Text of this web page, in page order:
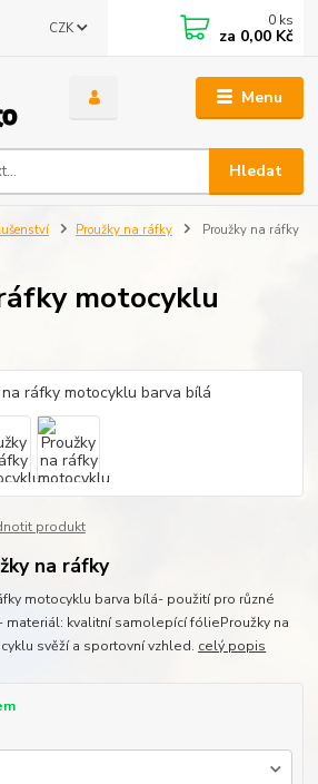
Menu
CZK
Hledat
0 ks
za 0,00 Kč
Proužky na ráfky
Proužky na ráfky
motocyklu
produkt
na ráfky
motocyklu barva bílá- použití pro různé
materiál: kvalitní samolepící fólieProužky na
svěží a sportovní vzhled. celý popis